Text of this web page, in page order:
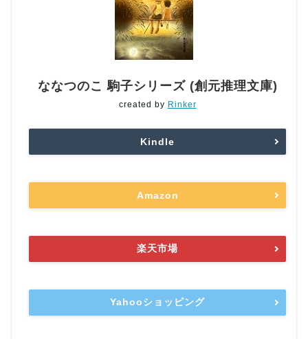
ななつのこ 駒子シリーズ (創元推理文庫)
created by Rinker
Kindle
Amazon
楽天市場
Yahooショッピング